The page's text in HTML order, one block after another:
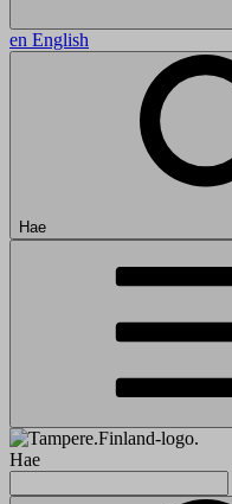
en English
Hae
Hae